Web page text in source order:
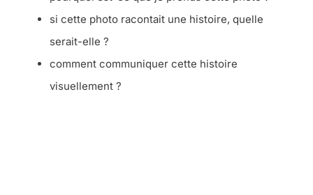
si cette photo racontait une histoire, quelle
serait-elle ?
comment communiquer cette histoire
visuellement ?